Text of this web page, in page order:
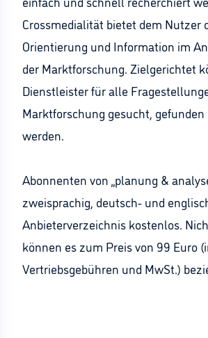
Crossmedialität bietet dem Nutzer
Orientierung und Information im
der Marktforschung. Zielgerichtet
Dienstleister für alle
Marktforschung gesucht,
werden.
Abonnenten von „planung &
zweisprachig, deutsch- und
Anbieterverzeichnis kostenlos.
können es zum Preis von 99 Euro
Vertriebsgebühren und MwSt.)